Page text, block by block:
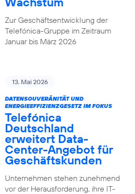
Zur Geschäftsentwicklung der
Telefónica-Gruppe im Zeitraum
Januar bis März 2026
13. Mai 2026
DATENSOUVERÄNITÄT UND
ENERGIEEFFIZIENZGESETZ IM FOKUS
Telefónica
Deutschland
erweitert Data-
Center-Angebot für
Geschäftskunden
Unternehmen stehen zunehmend
vor der Herausforderung, ihre IT-